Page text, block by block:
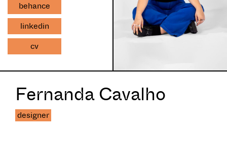
behance
linkedin
cv
Fernanda Cavalho
designer